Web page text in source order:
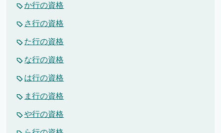
か行の資格
さ行の資格
た行の資格
な行の資格
は行の資格
ま行の資格
や行の資格